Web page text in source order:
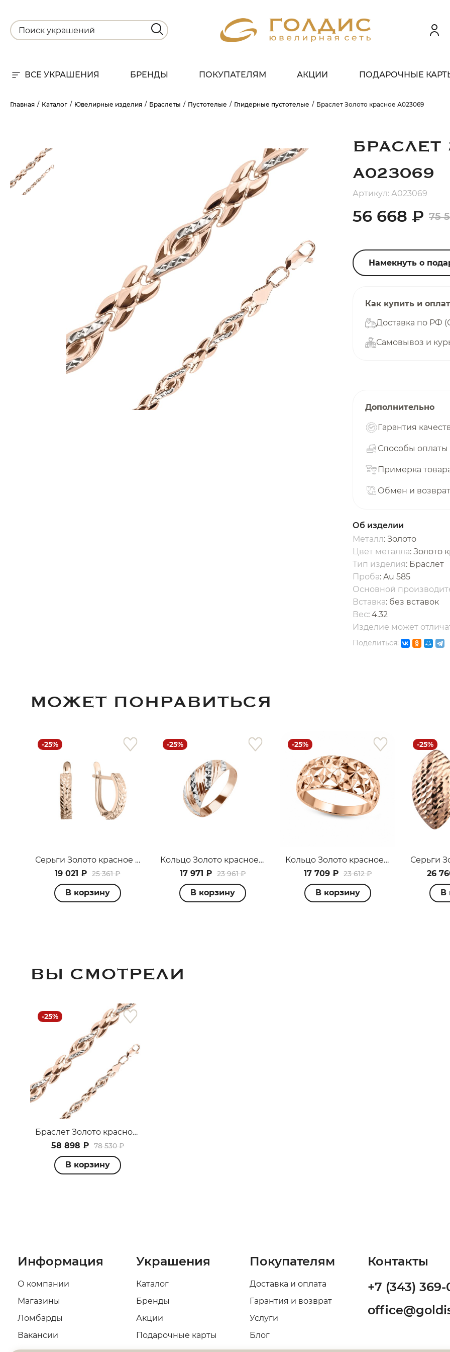
ВСЕ УКРАШЕНИЯ БРЕНДЫ ПОКУПАТЕЛЯМ АКЦИИ ПОДАРОЧНЫЕ
Главная Каталог Ювелирные изделия Браслеты Пустотелые Глидерные пустотелые Браслет Золото красное А023069
А023069
Артикул: А023069
56 668 ₽ 75
Намекнуть о
Как купить и
Доставка по РФ
Самовывоз и
Дополнительно
Гарантия
Способы оплаты
Примерка
Обмен и возврат
Об изделии
Металл: Золото
Цвет металла: Золото
Тип изделия: Браслет
Проба: Au 585
Основной
Вставка: без вставок
Вес: 4.32
Изделие может
Поделиться:
МОЖЕТ ПОНРАВИТЬСЯ
-25%
Серьги Золото красное А011815
19 021 ₽ 25 361 ₽
В корзину
-25%
Кольцо Золото красное А012520
17 971 ₽ 23 961 ₽
В корзину
-25%
Кольцо Золото красное А012721
17 709 ₽ 23 612 ₽
В корзину
-25%
26
В
ВЫ СМОТРЕЛИ
-25%
Браслет Золото красное А023069
58 898 ₽ 78 530 ₽
В корзину
Информация
О компании
Магазины
Ломбарды
Вакансии
Украшения
Каталог
Бренды
Акции
Подарочные карты
Покупателям
Доставка и оплата
Гарантия и возврат
Услуги
Блог
Контакты
+7 (343)
БЕЗ ПЕРЕПЛАТ
ГРАФИК ПЛАТЕЖЕЙ
Сегодня
Добавляйте товары в корзину
каждые 2 недели
раз в 2
раз в 2 недели
Остались вопросы?
8 800 302-02-51
plait.ru